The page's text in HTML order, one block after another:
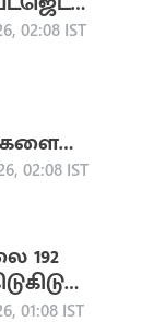
கோடி
02:08 IST
02:08 IST
192
01:08 IST